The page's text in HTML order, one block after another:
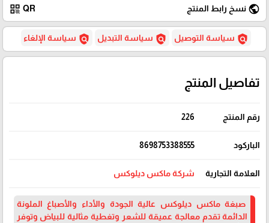
public نسخ رابط المنتج QR
qr_code
policy سياسة التوصيل policy سياسة التبديل policy سياسة الإلغاء
تفاصيل المنتج
رقم المنتج 226
الباركود 8698753388555
العلامة التجارية شركة ماكس ديلوكس
صبغة ماكس ديلوكس عالية الجودة والأداء والأصباغ الملونة
الدائمة تقدم معالجة عميقة للشعر وتغطية مثالية للبياض وتوفر